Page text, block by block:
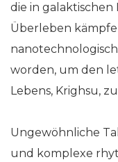
die in
Überleben
worden, um den
Lebens, Krighsu,
Ungewöhnliche
und komplexe